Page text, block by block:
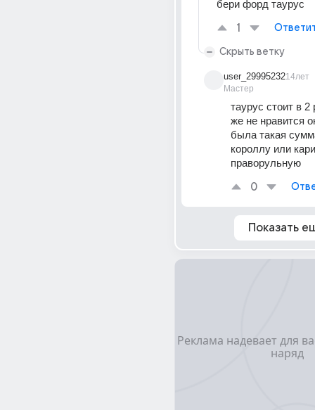
бери форд таурус
1
Скрыть ветку
user_29995232
Мастер
14лет
таурус стоит в 2
же не нравится
была такая
короллу или
праворульную
0
Показать